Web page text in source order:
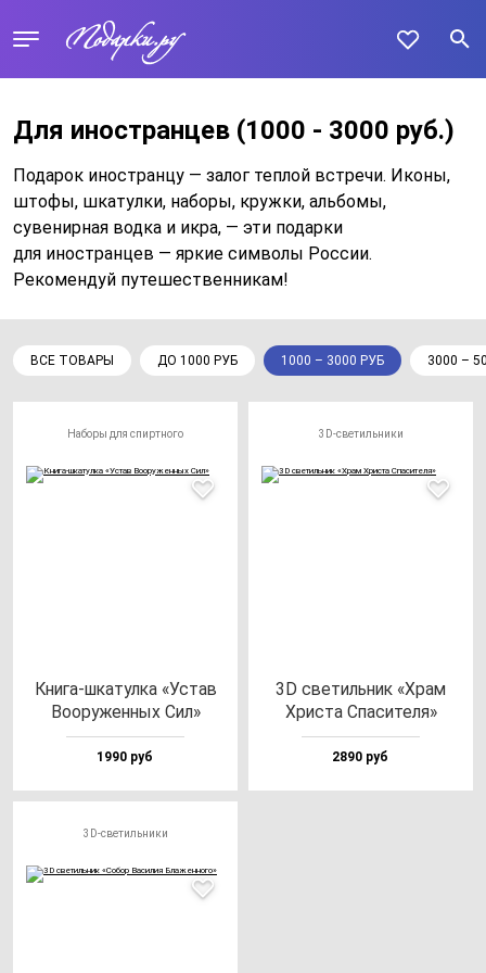
Для иностранцев (1000 - 3000 руб.)
Подарок иностранцу — залог теплой встречи. Иконы,
штофы, шкатулки, наборы, кружки, альбомы,
сувенирная водка и икра, — эти подарки
для иностранцев — яркие символы России.
Рекомендуй путешественникам!
ВСЕ ТОВАРЫ ДО 1000 РУБ 1000 – 3000 РУБ 3000 –
Наборы для спиртного
Кни­га-шка­тул­ка «Устав
Воору­жен­ных Сил»
1990 руб
3D-светильники
3D све­тиль­ник «Храм
Хрис­та Спа­си­те­ля»
2890 руб
3D-светильники